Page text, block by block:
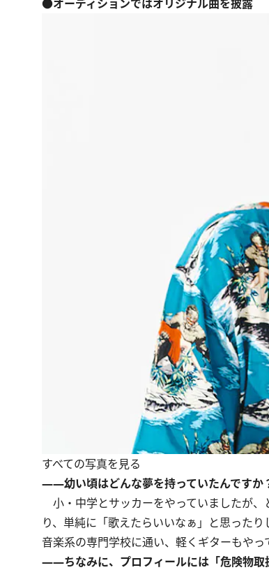
●オーディションではオリジナル曲を披露
すべての写真を見る
――幼い頃はどんな夢を持っていたんですか
小・中学とサッカーをやっていましたが
り、単純に「歌えたらいいなぁ」と思った
音楽系の専門学校に通い、軽くギターもやっ
――ちなみに、プロフィールには「危険物取